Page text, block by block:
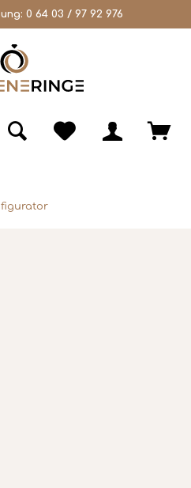
0 64 03 / 97 92 976